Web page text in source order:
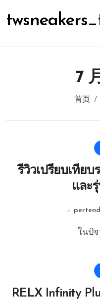
容
7
首页
รีวิวเปรียบเทีย
และ
pertend
ในปั
RELX Infinity